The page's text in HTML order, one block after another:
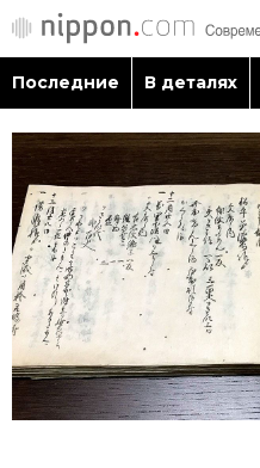
Последние
В деталях
Факты о Японии
Последние В деталях